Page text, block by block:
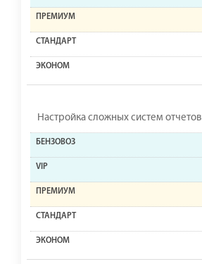
Настройка сложных систем отчетов